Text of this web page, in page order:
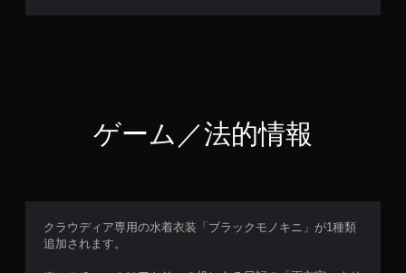
ゲーム／法的情報
クラウディア専用の水着衣装「ブラックモノキニ」が1種類
追加されます。